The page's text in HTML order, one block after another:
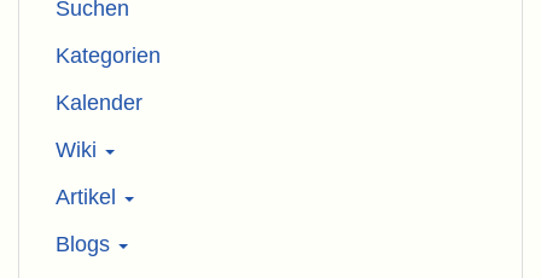
Suchen
Kategorien
Kalender
Wiki
Artikel
Blogs